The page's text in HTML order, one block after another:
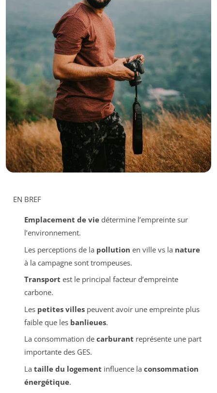
EN BREF
Emplacement de viedétermine l’empreinte sur
l’environnement.
Les perceptions de la pollution en ville vs la nature
à la campagne sont trompeuses.
Transport est le principal facteur d’empreinte
carbone.
Les petites villespeuvent avoir une empreinte plus
faible que les banlieues.
La consommation de carburant représente une part
importante des GES.
La taille du logement influence la consommation
énergétique.